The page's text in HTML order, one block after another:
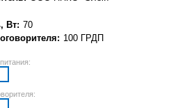
Вт: 70
100 ГРДП